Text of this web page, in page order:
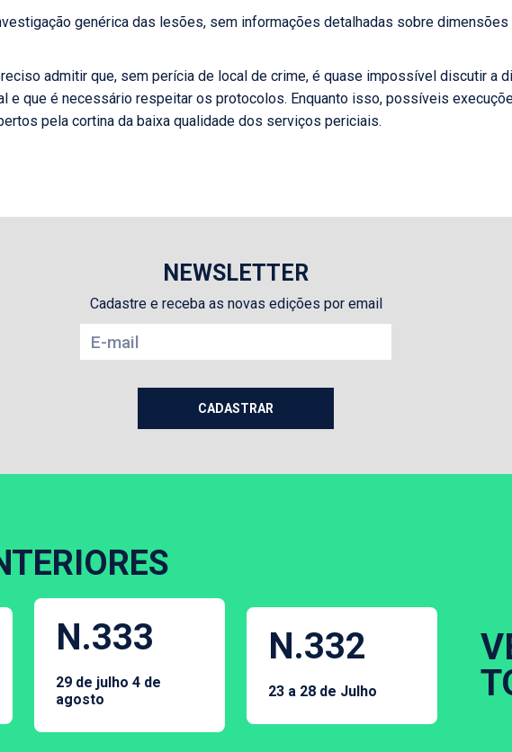
genérica das lesões, sem informações detalhadas sobre
admitir que, sem perícia de local de crime, é quase impossível discutir a
e que é necessário respeitar os protocolos. Enquanto isso, possíveis
pela cortina da baixa qualidade dos serviços periciais.
NEWSLETTER
Cadastre e receba as novas edições por email
N.333
29 de julho 4 de
agosto
N.332
23 a 28 de Julho